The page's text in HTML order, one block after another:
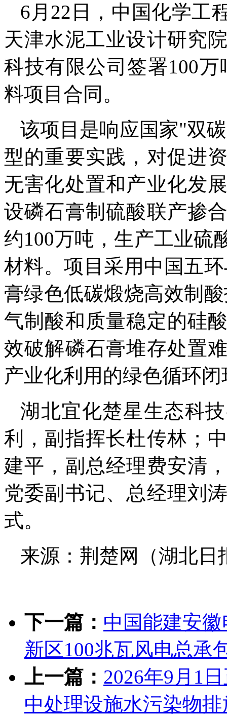
6月22日，中国化学工
天津水泥工业设计研究
科技有限公司签署100
料项目合同。
该项目是响应国家"双
型的重要实践，对促进
无害化处置和产业化发
设磷石膏制硫酸联产掺
约100万吨，生产工业硫
材料。项目采用中国五
膏绿色低碳煅烧高效制
气制酸和质量稳定的硅
效破解磷石膏堆存处置
产业化利用的绿色循环闭
湖北宜化楚星生态科
利，副指挥长杜传林；
建平，副总经理费安清
党委副书记、总经理刘
式。
来源：荆楚网（湖北日
下一篇： 中国能建安
新区100兆瓦风电总承
上一篇： 2026年9月1
中处理设施水污染物